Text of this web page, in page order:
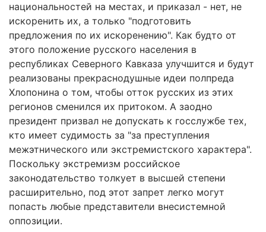
национальностей на местах, и приказал - нет, не
искоренить их, а только "подготовить
предложения по их искоренению". Как будто от
этого положение русского населения в
республиках Северного Кавказа улучшится и будут
реализованы прекраснодушные идеи полпреда
Хлопонина о том, чтобы отток русских из этих
регионов сменился их притоком. А заодно
президент призвал не допускать к госслужбе тех,
кто имеет судимость за "за преступления
межэтнического или экстремистского характера".
Поскольку экстремизм российское
законодательство толкует в высшей степени
расширительно, под этот запрет легко могут
попасть любые представители внесистемной
оппозиции.